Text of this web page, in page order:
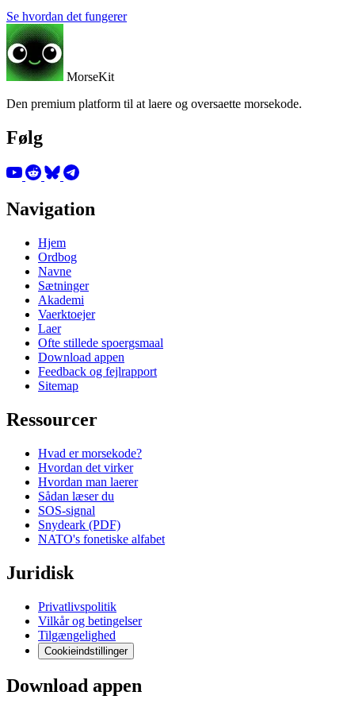
Se hvordan det fungerer
MorseKit
Den premium platform til at laere og oversaette morsekode.
Følg
Navigation
Hjem
Ordbog
Navne
Sætninger
Akademi
Vaerktoejer
Laer
Ofte stillede spoergsmaal
Download appen
Feedback og fejlrapport
Sitemap
Ressourcer
Hvad er morsekode?
Hvordan det virker
Hvordan man laerer
Sådan læser du
SOS-signal
Snydeark (PDF)
NATO's fonetiske alfabet
Juridisk
Privatlivspolitik
Vilkår og betingelser
Tilgængelighed
Cookieindstillinger
Download appen